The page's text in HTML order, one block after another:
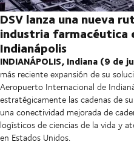
DSV lanza una nueva
industria farmacéutica
Indianápolis
INDIANÁPOLIS, Indiana (9 de
más reciente expansión de su
Aeropuerto Internacional de
estratégicamente las cadenas de
una conectividad mejorada de
logísticos de ciencias de la vida y
en Estados Unidos.